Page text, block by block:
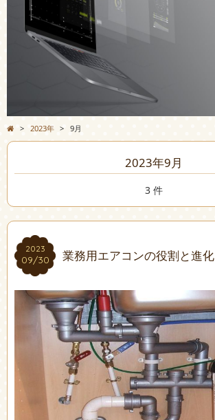
> 2023年 > 9月
2023年9月
3 件
2023
09/30
2023
09/30 業務用エアコンの役割と進化